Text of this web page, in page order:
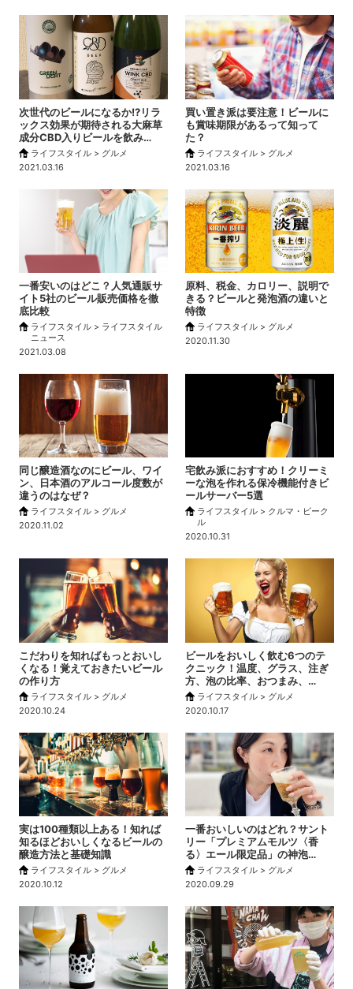
次世代のビールになるか!?リラ
ックス効果が期待される大麻草
成分CBD入りビールを飲み…
ライフスタイル > グルメ
2021.03.16
買い置き派は要注意！ビールに
も賞味期限があるって知って
た？
ライフスタイル > グルメ
2021.03.16
一番安いのはどこ？人気通販サ
イト5社のビール販売価格を徹
底比較
ライフスタイル > ライフスタイル
ニュース
2021.03.08
原料、税金、カロリー、説明で
きる？ビールと発泡酒の違いと
特徴
ライフスタイル > グルメ
2020.11.30
同じ醸造酒なのにビール、ワイ
ン、日本酒のアルコール度数が
違うのはなぜ？
ライフスタイル > グルメ
2020.11.02
宅飲み派におすすめ！クリーミ
ーな泡を作れる保冷機能付きビ
ールサーバー5選
ライフスタイル > クルマ・ビーク
ル
2020.10.31
こだわりを知ればもっとおいし
くなる！覚えておきたいビール
の作り方
ライフスタイル > グルメ
2020.10.24
ビールをおいしく飲む6つのテ
クニック！温度、グラス、注ぎ
方、泡の比率、おつまみ、…
ライフスタイル > グルメ
2020.10.17
実は100種類以上ある！知れば
知るほどおいしくなるビールの
醸造方法と基礎知識
ライフスタイル > グルメ
2020.10.12
一番おいしいのはどれ？サント
リー「プレミアムモルツ〈香
る〉エール限定品」の神泡…
ライフスタイル > グルメ
2020.09.29